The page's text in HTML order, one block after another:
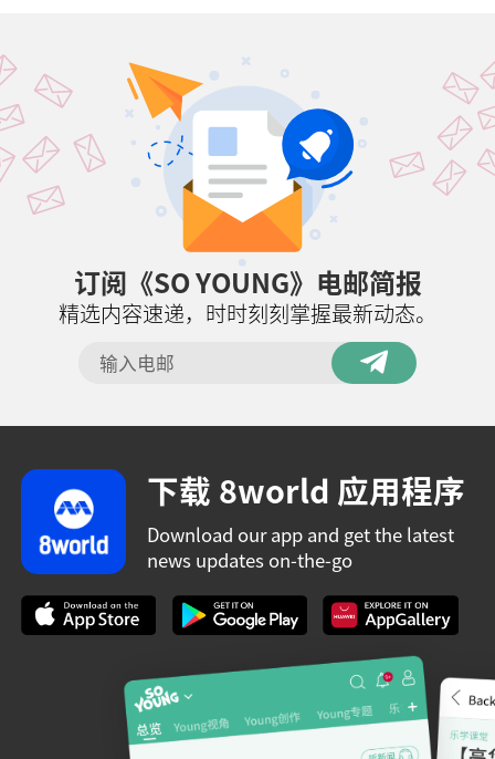
订阅《SO YOUNG》电邮简报
精选内容速递，时时刻刻掌握最新动态。
下载 8world 应用程序
Download our app and get the latest
news updates on-the-go